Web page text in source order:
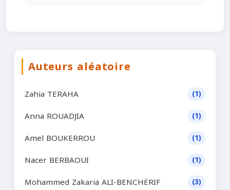
Auteurs aléatoire
Zahia TERAHA (1)
Anna ROUADJIA (1)
Amel BOUKERROU (1)
Nacer BERBAOUI (1)
Mohammed Zakaria ALI-BENCHERIF (3)